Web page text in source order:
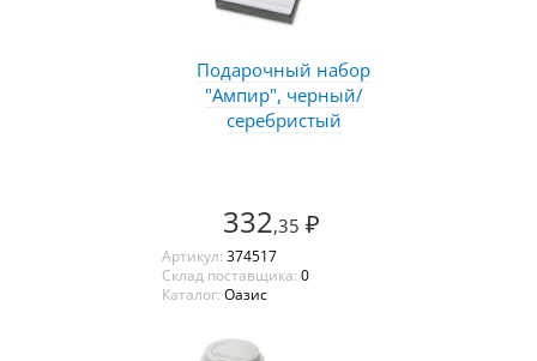
Подарочный набор
"Ампир", черный/
серебристый
332,35 ₽
Артикул: 374517
Склад поставщика: 0
Каталог: Оазис